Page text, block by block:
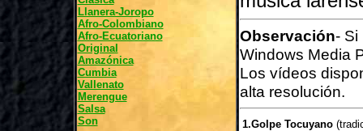
Llanera-Joropo
Afro-Colombiano
Afro-Ecuatoriano
Original
Amazónica
Cumbia
Vallenato
Merengue
Salsa
Son
Observación- Si
Windows Media
Los vídeos
alta resolución.
1.Golpe Tocuyano